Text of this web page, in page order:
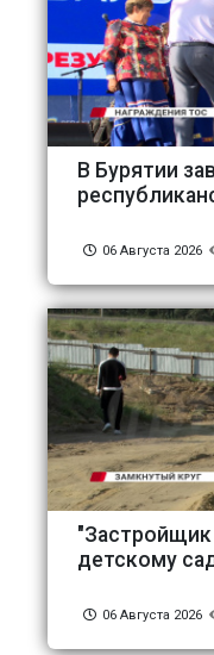
В Бурятии
06 Августа 2026
"Застройщик
детскому
06 Августа 2026